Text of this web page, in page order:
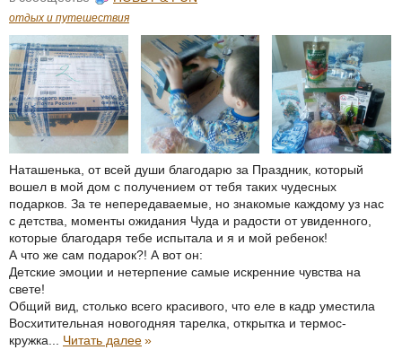
отдых и путешествия
Наташенька, от всей души благодарю за Праздник, который
вошел в мой дом с получением от тебя таких чудесных
подарков. За те непередаваемые, но знакомые каждому уз нас
с детства, моменты ожидания Чуда и радости от увиденного,
которые благодаря тебе испытала и я и мой ребенок!
А что же сам подарок?! А вот он:
Детские эмоции и нетерпение самые искренние чувства на
свете!
Общий вид, столько всего красивого, что еле в кадр уместила
Восхитительная новогодняя тарелка, открытка и термос-
кружка... Читать далее»